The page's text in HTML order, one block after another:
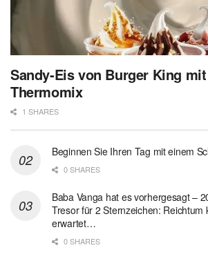
Sandy-Eis von Burger King mit
Thermomix
1 SHARES
Beginnen Sie Ihren Tag mit einem
0 SHARES
Baba Vanga hat es vorhergesagt –
Tresor für 2 Sternzeichen: Reichtum
erwartet…
0 SHARES